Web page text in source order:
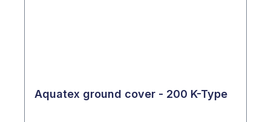
Aquatex ground cover - 200 K-Type